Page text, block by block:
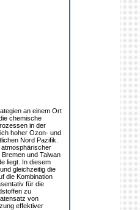
an einem Ort
chemische
in der
hoher Ozon- und
Nord Pazifik.
und Taiwan
liegt. In diesem
gleichzeitig die
die Kombination
für die
zu
von
effektiver